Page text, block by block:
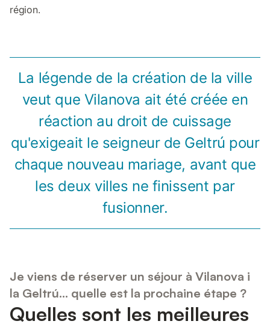
région.
La légende de la création de la ville
veut que Vilanova ait été créée en
réaction au droit de cuissage
qu'exigeait le seigneur de Geltrú pour
chaque nouveau mariage, avant que
les deux villes ne finissent par
fusionner.
Je viens de réserver un séjour à Vilanova i
la Geltrú... quelle est la prochaine étape ?
Quelles sont les meilleures